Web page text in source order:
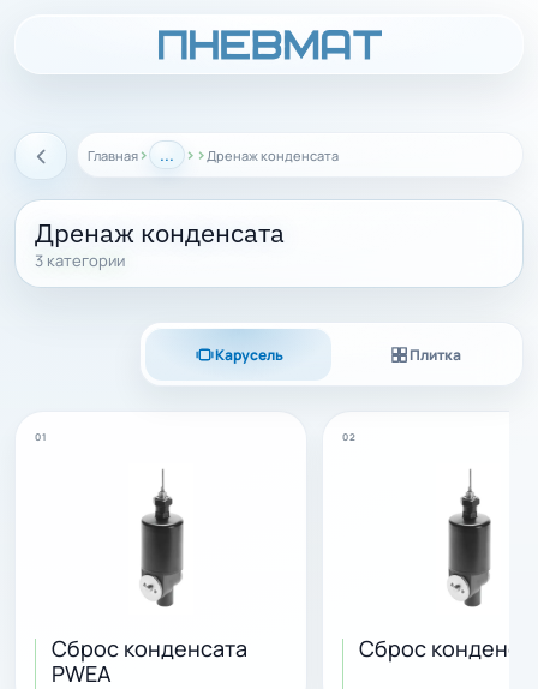
Назад Главная › ... › › Дренаж конденсата
Дренаж конденсата
3 категории
Карусель Плитка
01
Сброс конденсата
PWEA
02
Сброс